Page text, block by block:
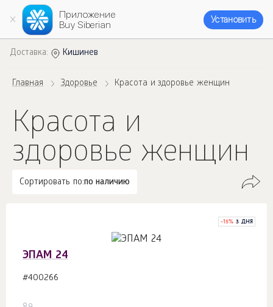
Приложение
Buy Siberian
Установить
Доставка: Кишинев
Главная Здоровье Красота и здоровье женщин
Красота и
здоровье женщин
Сортировать по:по наличию
-15% 3 ДНЯ
ЭПАМ 24
#400266